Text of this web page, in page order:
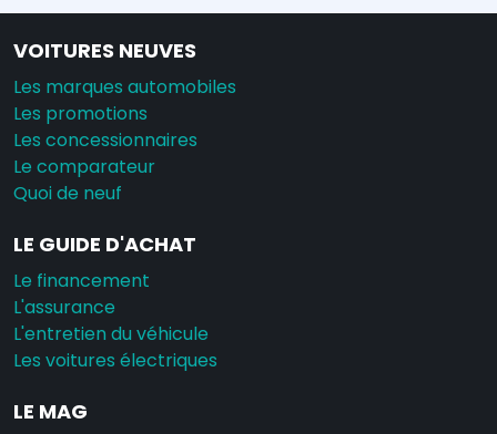
VOITURES NEUVES
Les marques automobiles
Les promotions
Les concessionnaires
Le comparateur
Quoi de neuf
LE GUIDE D'ACHAT
Le financement
L'assurance
L'entretien du véhicule
Les voitures électriques
LE MAG